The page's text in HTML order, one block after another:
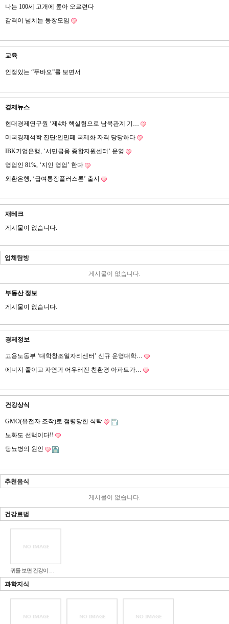
나는 100세 고개에 톺아 오르련다
감격이 넘치는 동창모임
교육
인정있는 “푸바오”를 보면서
경제뉴스
현대경제연구원 ‘제4차 핵실험으로 남북관계 기…
미국경제석학 진단:인민페 국제화 자격 당당하다
IBK기업은행, ‘서민금융 종합지원센터’ 운영
영업인 81%, ‘지인 영업’ 한다
외환은행, ‘급여통장플러스론’ 출시
재테크
게시물이 없습니다.
업체탐방
게시물이 없습니다.
부동산 정보
게시물이 없습니다.
경제정보
고용노동부 ‘대학창조일자리센터’ 신규 운영대학…
에너지 줄이고 자연과 어우러진 친환경 아파트가…
건강상식
GMO(유전자 조작)로 점령당한 식탁
노화도 선택이다!!
당뇨병의 원인
추천음식
게시물이 없습니다.
건강료법
귀를 보면 건강이 …
과학지식